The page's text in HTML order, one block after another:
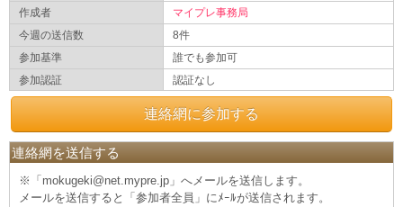
作成者
マイプレ事務局
今週の送信数
8件
参加基準
誰でも参加可
参加認証
認証なし
連絡網に参加する
連絡網を送信する
※「mokugeki@net.mypre.jp」へメールを送信します。
メールを送信すると「参加者全員」にﾒｰﾙが送信されます。